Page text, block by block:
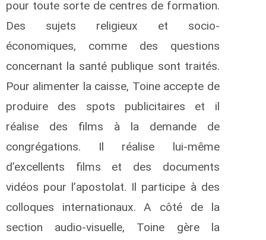
pour toute sorte de centres de formation.
Des sujets religieux et socio-
économiques, comme des questions
concernant la santé publique sont traités.
Pour alimenter la caisse, Toine accepte de
produire des spots publicitaires et il
réalise des films à la demande de
congrégations. Il réalise lui-même
d’excellents films et des documents
vidéos pour l’apostolat. Il participe à des
colloques internationaux. A côté de la
section audio-visuelle, Toine gère la